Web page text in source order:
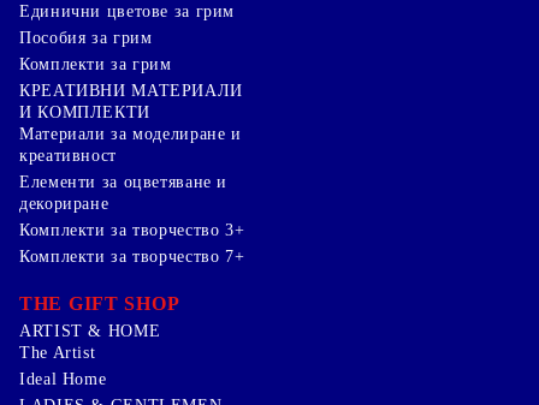
Единични цветове за грим
Пособия за грим
Комплекти за грим
КРЕАТИВНИ МАТЕРИАЛИ
И КОМПЛЕКТИ
Mатериали за моделиране и
креативност
Елементи за оцветяване и
декориране
Комплекти за творчество 3+
Комплекти за творчество 7+
THE GIFT SHOP
ARTIST & HOME
The Artist
Ideal Home